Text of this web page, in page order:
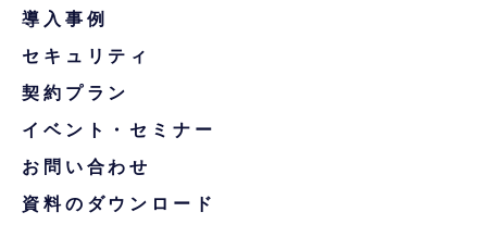
導入事例
セキュリティ
契約プラン
イベント・セミナー
お問い合わせ
資料のダウンロード